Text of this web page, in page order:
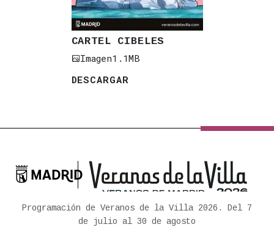
CARTEL CIBELES
Imagen1.1MB
DESCARGAR

Ayuntamiento de Madrid
Programación de Veranos de la Villa 2026. Del 7
de julio al 30 de agosto